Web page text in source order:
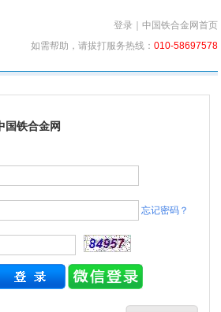
登录
中国铁合金网首页
如需帮助，请拔打服务热线： 010-58697578
国铁合金网
忘记密码？